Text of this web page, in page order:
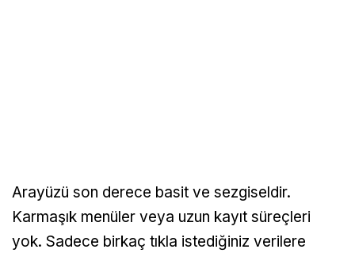
Arayüzü son derece basit ve sezgiseldir.
Karmaşık menüler veya uzun kayıt süreçleri
yok. Sadece birkaç tıkla istediğiniz verilere